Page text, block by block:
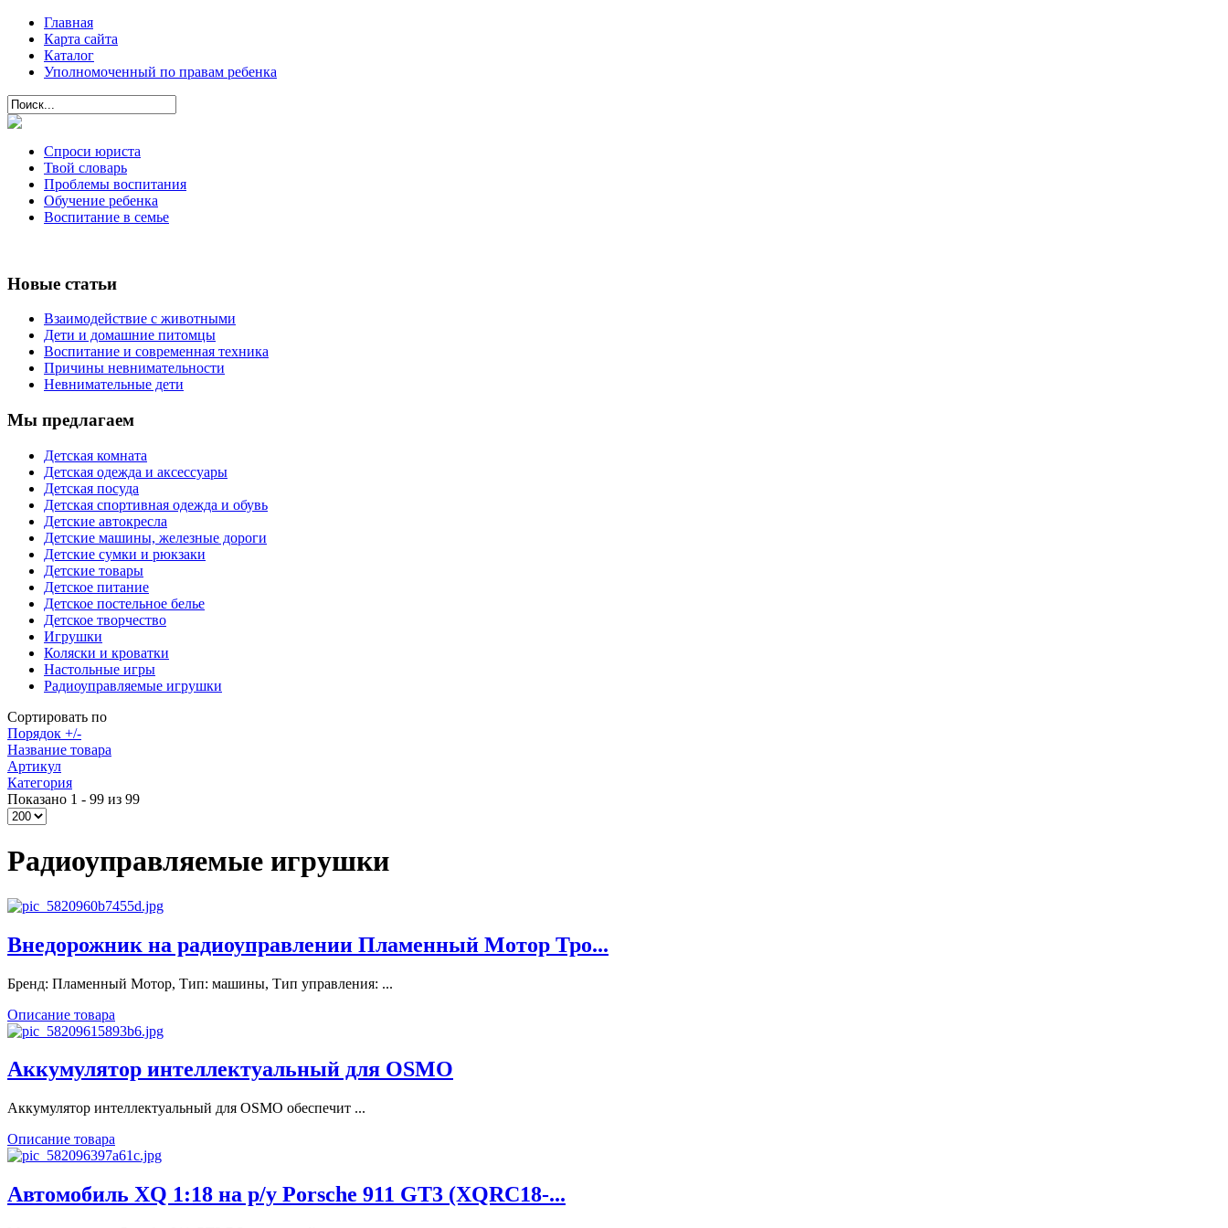
Главная
Карта сайта
Каталог
Уполномоченный по правам ребенка
Спроси юриста
Твой словарь
Проблемы воспитания
Обучение ребенка
Воспитание в семье
Новые статьи
Взаимодействие с животными
Дети и домашние питомцы
Воспитание и современная техника
Причины невнимательности
Невнимательные дети
Мы предлагаем
Детская комната
Детская одежда и аксессуары
Детская посуда
Детская спортивная одежда и обувь
Детские автокресла
Детские машины, железные дороги
Детские сумки и рюкзаки
Детские товары
Детское питание
Детское постельное белье
Детское творчество
Игрушки
Коляски и кроватки
Настольные игры
Радиоуправляемые игрушки
Сортировать по
Порядок +/-
Название товара
Артикул
Категория
Показано 1 - 99 из 99
Радиоуправляемые игрушки
Внедорожник на радиоуправлении Пламенный Мотор Тро...
Бренд: Пламенный Мотор, Тип: машины, Тип управления: ...
Описание товара
Аккумулятор интеллектуальный для OSMO
Аккумулятор интеллектуальный для OSMO обеспечит ...
Описание товара
Автомобиль XQ 1:18 на р/у Porsche 911 GT3 (XQRC18-...